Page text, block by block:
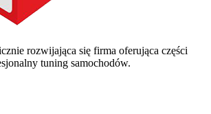
rozwijająca się firma oferująca części
tuning samochodów.